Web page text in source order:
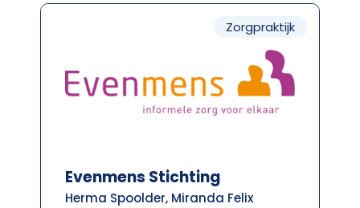
Zorgpraktijk
Evenmens Stichting
Herma Spoolder, Miranda Felix